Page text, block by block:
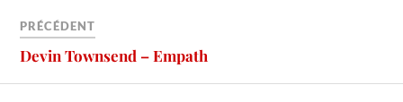
PRÉCÉDENT
Devin Townsend – Empath